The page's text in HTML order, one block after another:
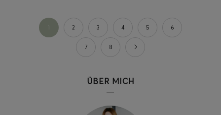
1 2 3 4 5 6
7 8
ÜBER MICH